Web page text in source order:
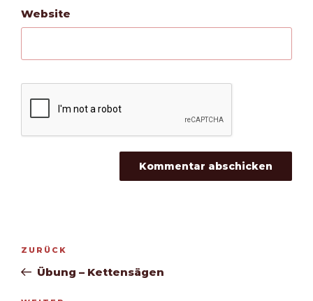
Website
Beitragsnavigation
Vorheriger
Beitrag
ZURÜCK
Übung – Kettensägen